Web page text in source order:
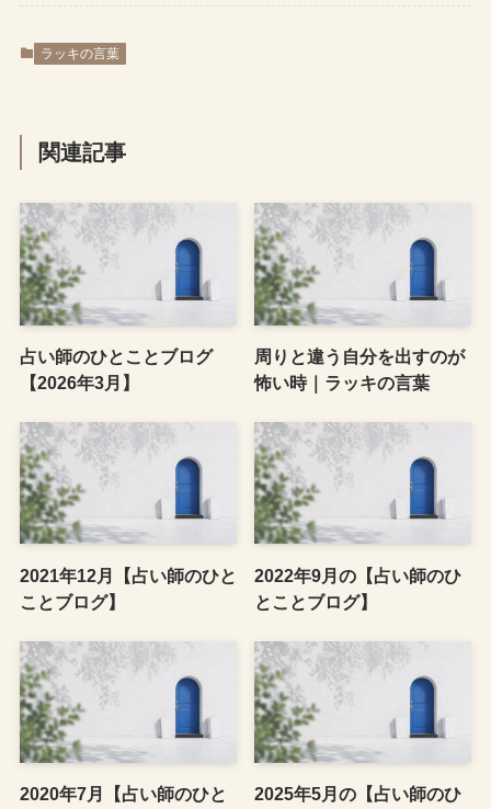
ラッキの言葉
関連記事
占い師のひとことブログ
【2026年3月】
周りと違う自分を出すのが
怖い時｜ラッキの言葉
2021年12月【占い師のひと
ことブログ】
2022年9月の【占い師のひ
とことブログ】
2020年7月【占い師のひと
2025年5月の【占い師のひ